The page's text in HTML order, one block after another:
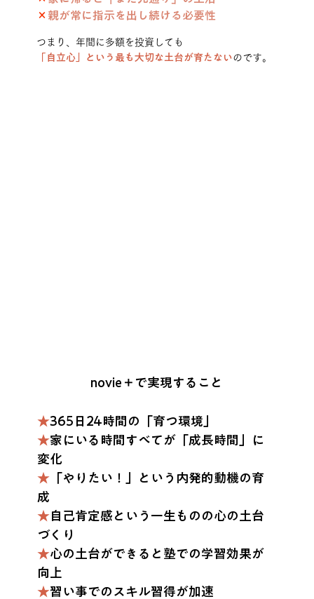
novie＋で実現すること
★365日24時間の「育つ環境」
★家にいる時間すべてが「成長時間」に
変化
★「やりたい！」という内発的動機の育
成
★自己肯定感という一生ものの心の土台
づくり
★心の土台ができると塾での学習効果が
向上
★習い事でのスキル習得が加速
× 親が常に指示を出し続ける必要性
つまり、年間に多額を投資しても
「自立心」という最も大切な土台が育たないのです。